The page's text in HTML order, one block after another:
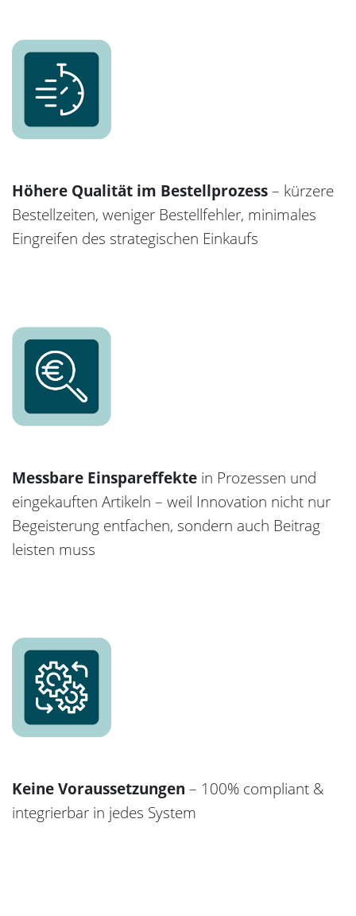
Höhere Qualität im Bestellprozess– kürzere
Bestellzeiten, weniger Bestellfehler, minimales
Eingreifen des strategischen Einkaufs
Messbare Einspareffekte in Prozessen und
eingekauften Artikeln – weil Innovation nicht nur
Begeisterung entfachen, sondern auch Beitrag
leisten muss
Keine Voraussetzungen – 100% compliant &
integrierbar in jedes System